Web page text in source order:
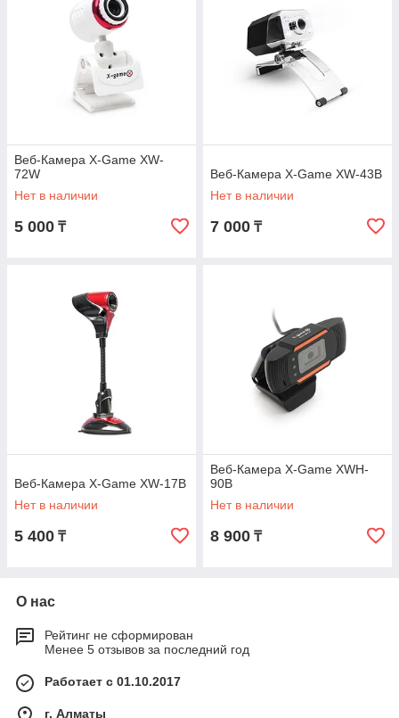
Веб-Камера X-Game XW-
72W
Нет в наличии
5 000 ₸
Веб-Камера X-Game XW-43B
Нет в наличии
7 000 ₸
Веб-Камера X-Game XW-17B
Нет в наличии
5 400 ₸
Веб-Камера X-Game XWH-
90B
Нет в наличии
8 900 ₸
О нас
Рейтинг не сформирован
Менее 5 отзывов за последний год
Работает с 01.10.2017
г. Алматы